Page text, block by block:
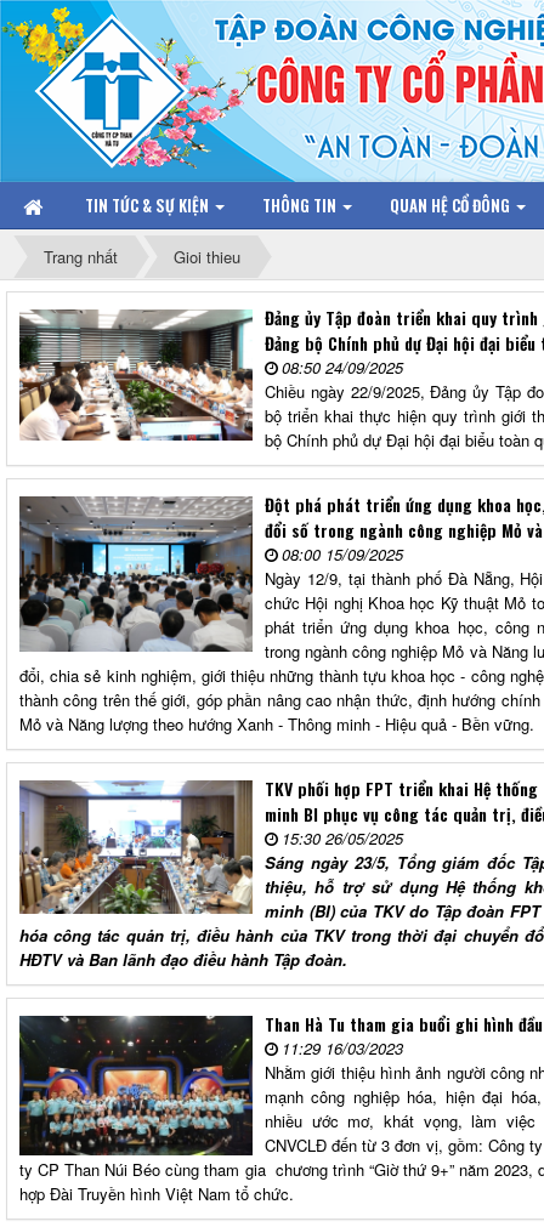
TIN TỨC & SỰ KIỆN THÔNG TIN QUAN HỆ CỔ ĐÔNG
Trang nhất Gioi thieu
Đảng ủy Tập đoàn triển khai quy
Đảng bộ Chính phủ dự Đại hội đại
08:50 24/09/2025
Chiều ngày 22/9/2025, Đảng ủy Tập
bộ triển khai thực hiện quy trình giới
bộ Chính phủ dự Đại hội đại biểu toàn
Đột phá phát triển ứng dụng khoa
đổi số trong ngành công nghiệp Mỏ
08:00 15/09/2025
Ngày 12/9, tại thành phố Đà Nẵng,
chức Hội nghị Khoa học Kỹ thuật Mỏ
phát triển ứng dụng khoa học, công
trong ngành công nghiệp Mỏ và Năng
đổi, chia sẻ kinh nghiệm, giới thiệu những thành tựu khoa học - công
thành công trên thế giới, góp phần nâng cao nhận thức, định hướng
Mỏ và Năng lượng theo hướng Xanh - Thông minh - Hiệu quả - Bền vững.
TKV phối hợp FPT triển khai Hệ
minh BI phục vụ công tác quản trị,
15:30 26/05/2025
Sáng ngày 23/5, Tổng giám đốc
thiệu, hỗ trợ sử dụng Hệ thống
minh (BI) của TKV do Tập đoàn
hóa công tác quản trị, điều hành của TKV trong thời đại chuyển
HĐTV và Ban lãnh đạo điều hành Tập đoàn.
Than Hà Tu tham gia buổi ghi hình
11:29 16/03/2023
Nhằm giới thiệu hình ảnh người công
mạnh công nghiệp hóa, hiện đại
nhiều ước mơ, khát vọng, làm
CNVCLĐ đến từ 3 đơn vị, gồm: Công
ty CP Than Núi Béo cùng tham gia chương trình “Giờ thứ 9+” năm 2023,
hợp Đài Truyền hình Việt Nam tổ chức.